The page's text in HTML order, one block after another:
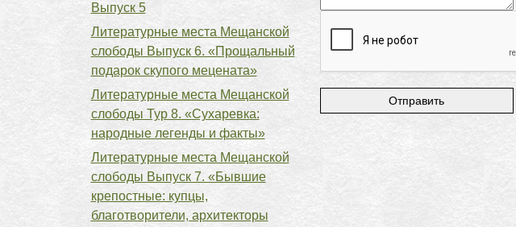
Выпуск 5
Литературные места Мещанской
слободы Выпуск 6. «Прощальный
подарок скупого мецената»
Литературные места Мещанской
слободы Тур 8. «Сухаревка:
народные легенды и факты»
Литературные места Мещанской
слободы Выпуск 7. «Бывшие
крепостные: купцы,
благотворители, архитекторы